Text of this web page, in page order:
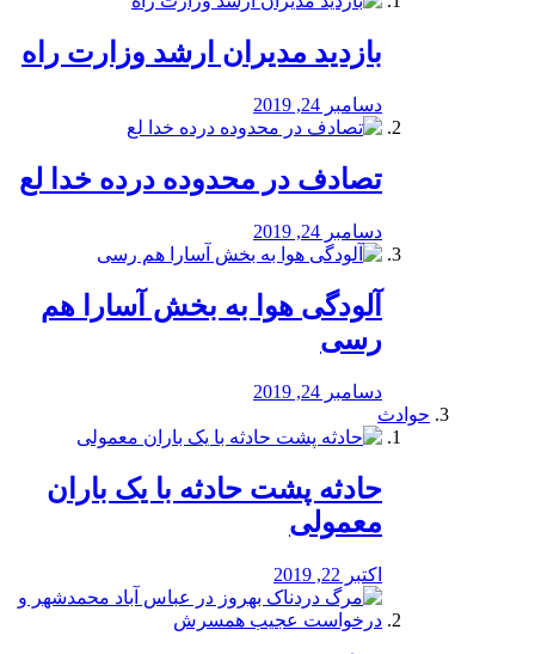
بازدید مدیران ارشد وزارت راه
دسامبر 24, 2019
تصادف در محدوده درده خدا لع
دسامبر 24, 2019
آلودگی هوا به بخش آسارا هم
رسی
دسامبر 24, 2019
حوادث
️حادثه پشت حادثه با یک باران
معمولی
اکتبر 22, 2019